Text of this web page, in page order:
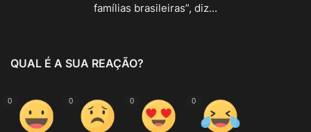
famílias brasileiras”, diz...
QUAL É A SUA REAÇÃO?
0 0 0 0